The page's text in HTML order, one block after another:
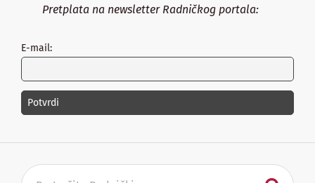
Pretplata na newsletter Radničkog portala:
E-mail: